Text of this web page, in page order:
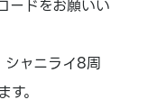
ードをお願いい
ャニライ8周
。